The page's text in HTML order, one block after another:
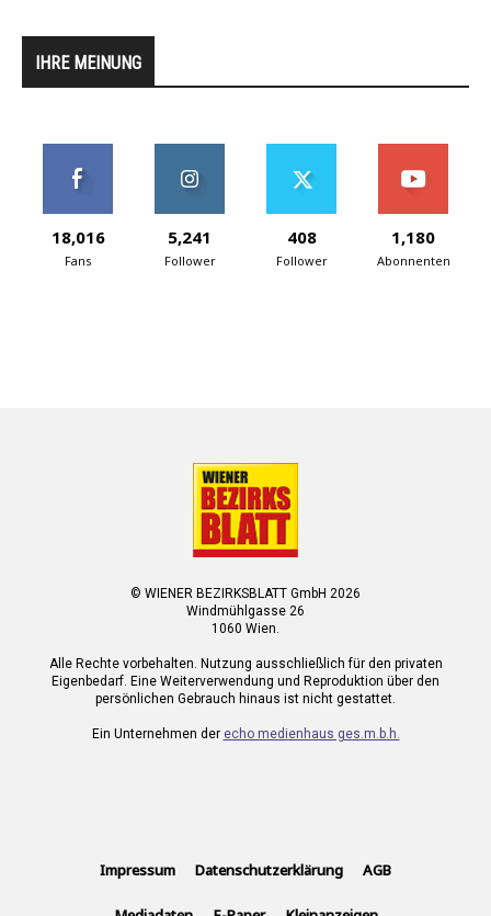
IHRE MEINUNG
18,016
Fans
5,241
Follower
408
Follower
1,180
Abonnenten
© WIENER BEZIRKSBLATT GmbH 2026
Windmühlgasse 26
1060 Wien.
Alle Rechte vorbehalten. Nutzung ausschließlich für den privaten
Eigenbedarf. Eine Weiterverwendung und Reproduktion über den
persönlichen Gebrauch hinaus ist nicht gestattet.
Ein Unternehmen der echo medienhaus ges.m.b.h.
Impressum Datenschutzerklärung AGB